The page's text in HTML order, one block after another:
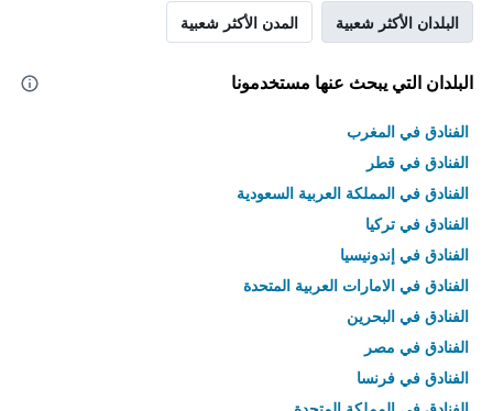
البلدان الأكثر شعبية المدن الأكثر شعبية
البلدان التي يبحث عنها مستخدمونا
الفنادق في المغرب
الفنادق في قطر
الفنادق في المملكة العربية السعودية
الفنادق في تركيا
الفنادق في إندونيسيا
الفنادق في الامارات العربية المتحدة
الفنادق في البحرين
الفنادق في مصر
الفنادق في فرنسا